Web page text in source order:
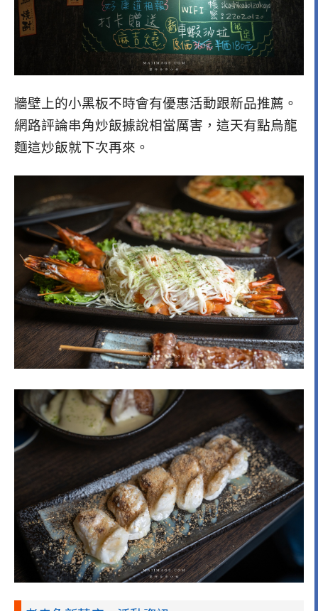
牆壁上的小黑板不時會有優惠活動跟新品推薦。
網路評論串角炒飯據說相當厲害，這天有點烏龍
麵這炒飯就下次再來。